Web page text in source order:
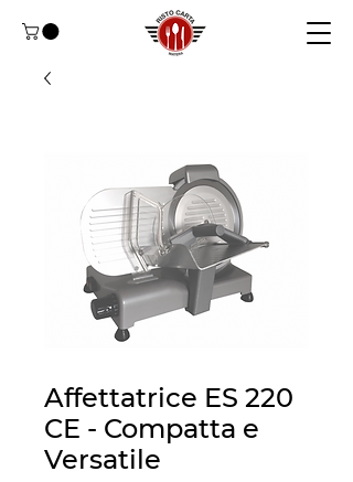
Affettatrice ES 220
CE - Compatta e
Versatile